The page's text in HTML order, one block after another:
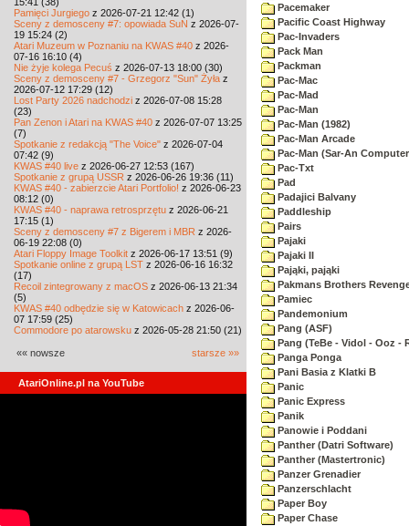
Pamięci Jurgiego z 2026-07-21 12:42 (1)
Sceny z demosceny #7: opowiada SuN z 2026-07-
19 15:24 (2)
Atari Muzeum w Poznaniu na KWAS #40 z 2026-
07-16 16:10 (4)
Nie żyje kolega Pecuś z 2026-07-13 18:00 (30)
Sceny z demosceny #7 - Grzegorz "Sun" Żyła z
2026-07-12 17:29 (12)
Lost Party 2026 nadchodzi z 2026-07-08 15:28
(23)
Pan Zenon i Atari na KWAS #40 z 2026-07-07 13:25
(7)
Spotkanie z redakcją "The Voice" z 2026-07-04
07:42 (9)
KWAS #40 live z 2026-06-27 12:53 (167)
Spotkanie z grupą USSR z 2026-06-26 19:36 (11)
KWAS #40 - zabierzcie Atari Portfolio! z 2026-06-23
08:12 (0)
KWAS #40 - naprawa retrosprzętu z 2026-06-21
17:15 (1)
Sceny z demosceny #7 z Bigerem i MBR z 2026-
06-19 22:08 (0)
Atari Floppy Image Toolkit z 2026-06-17 13:51 (9)
Spotkanie online z grupą LST z 2026-06-16 16:32
(17)
Recoil zintegrowany z macOS z 2026-06-13 21:34
(5)
KWAS #40 odbędzie się w Katowicach z 2026-06-
07 17:59 (25)
Commodore po atarowsku z 2026-05-28 21:50 (21)
«« nowsze starsze »»
AtariOnline.pl na YouTube
Pacemaker
Pacific Coast Highway
Pac-Invaders
Pack Man
Packman
Pac-Mac
Pac-Mad
Pac-Man
Pac-Man (1982)
Pac-Man Arcade
Pac-Man (Sar-An
Pac-Txt
Pad
Padajici Balvany
Paddleship
Pairs
Pajaki
Pajaki II
Pająki, pająki
Pakmans Brothers
Pamiec
Pandemonium
Pang (ASF)
Pang (TeBe - Vidol - Ooz -
Panga Ponga
Pani Basia z Klatki B
Panic
Panic Express
Panik
Panowie i Poddani
Panther (Datri Software)
Panther (Mastertronic)
Panzer Grenadier
Panzerschlacht
Paper Boy
Paper Chase